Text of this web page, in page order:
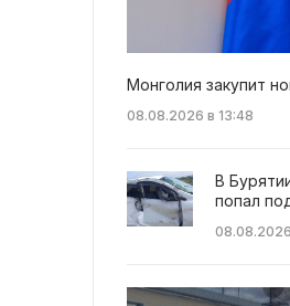
Монголия закупит
08.08.2026 в 13:48
В
попал